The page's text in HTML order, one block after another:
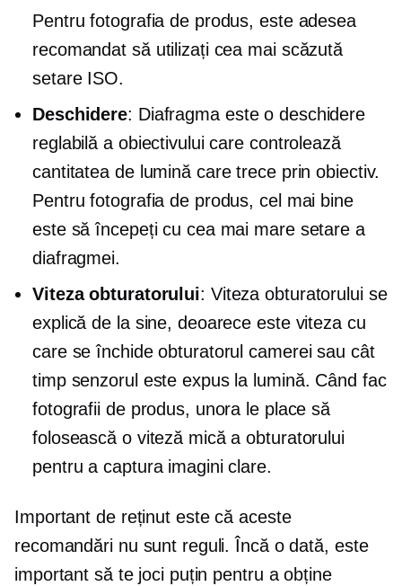
Pentru fotografia de produs, este adesea
recomandat să utilizați cea mai scăzută
setare ISO.
Deschidere: Diafragma este o deschidere
reglabilă a obiectivului care controlează
cantitatea de lumină care trece prin obiectiv.
Pentru fotografia de produs, cel mai bine
este să începeți cu cea mai mare setare a
diafragmei.
Viteza obturatorului: Viteza obturatorului se
explică de la sine, deoarece este viteza cu
care se închide obturatorul camerei sau cât
timp senzorul este expus la lumină. Când fac
fotografii de produs, unora le place să
folosească o viteză mică a obturatorului
pentru a captura imagini clare.
Important de reținut este că aceste
recomandări nu sunt reguli. Încă o dată, este
important să te joci puțin pentru a obține